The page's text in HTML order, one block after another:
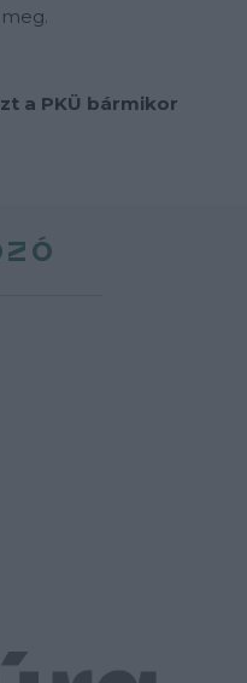
a PKÜ bármikor